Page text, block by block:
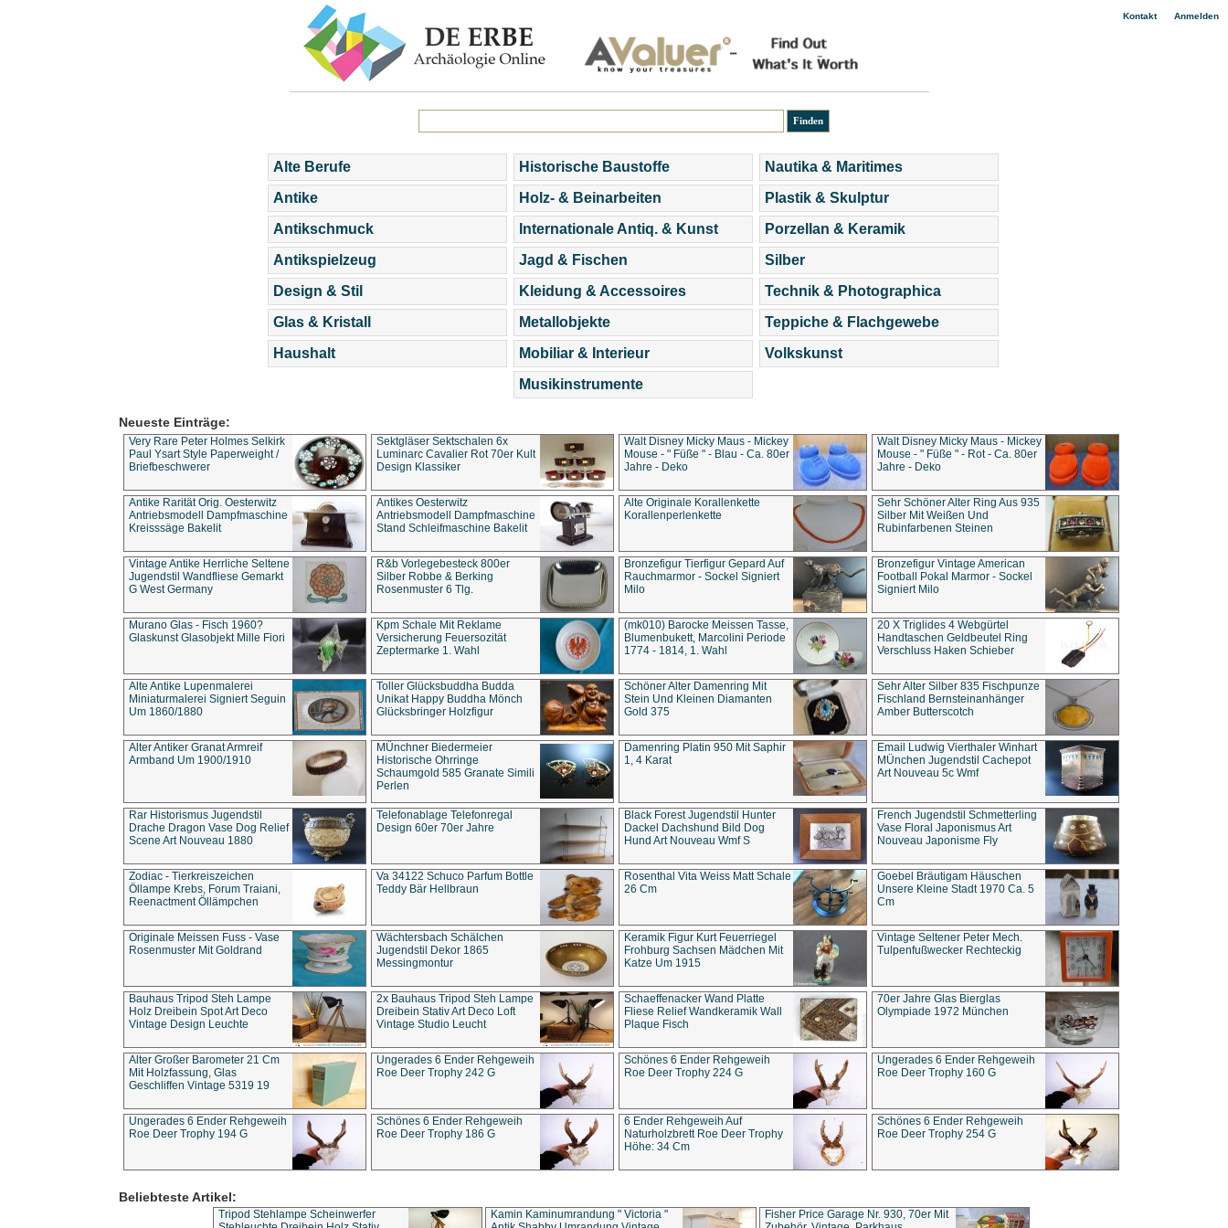
Kontakt| Anmelden
Alte Berufe
Antike
Antikschmuck
Antikspielzeug
Design & Stil
Glas & Kristall
Haushalt
Historische Baustoffe
Holz- & Beinarbeiten
Internationale Antiq. & Kunst
Jagd & Fischen
Kleidung & Accessoires
Metallobjekte
Mobiliar & Interieur
Musikinstrumente
Nautika & Maritimes
Plastik & Skulptur
Porzellan & Keramik
Silber
Technik & Photographica
Teppiche & Flachgewebe
Volkskunst
Neueste Einträge:
Very Rare Peter Holmes Selkirk
Paul Ysart Style Paperweight /
Briefbeschwerer
Sektgläser Sektschalen 6x
Luminarc Cavalier Rot 70er Kult
Design Klassiker
Walt Disney Micky Maus - Mickey
Mouse - " Füße " - Blau - Ca. 80er
Jahre - Deko
Walt Disney Micky Maus - Mickey
Mouse - " Füße " - Rot - Ca. 80er
Jahre - Deko
Antike Rarität Orig. Oesterwitz
Antriebsmodell Dampfmaschine
Kreisssäge Bakelit
Antikes Oesterwitz
Antriebsmodell Dampfmaschine
Stand Schleifmaschine Bakelit
Alte Originale Korallenkette
Korallenperlenkette
Sehr Schöner Alter Ring Aus 935
Silber Mit Weißen Und
Rubinfarbenen Steinen
Vintage Antike Herrliche Seltene
Jugendstil Wandfliese Gemarkt
G West Germany
R&b Vorlegebesteck 800er
Silber Robbe & Berking
Rosenmuster 6 Tlg.
Bronzefigur Tierfigur Gepard Auf
Rauchmarmor - Sockel Signiert
Milo
Bronzefigur Vintage American
Football Pokal Marmor - Sockel
Signiert Milo
Murano Glas - Fisch 1960?
Glaskunst Glasobjekt Mille Fiori
Kpm Schale Mit Reklame
Versicherung Feuersozität
Zeptermarke 1. Wahl
(mk010) Barocke Meissen Tasse,
Blumenbukett, Marcolini Periode
1774 - 1814, 1. Wahl
20 X Triglides 4 Webgürtel
Handtaschen Geldbeutel Ring
Verschluss Haken Schieber
Alte Antike Lupenmalerei
Miniaturmalerei Signiert Seguin
Um 1860/1880
Toller Glücksbuddha Budda
Unikat Happy Buddha Mönch
Glücksbringer Holzfigur
Schöner Alter Damenring Mit
Stein Und Kleinen Diamanten
Gold 375
Sehr Alter Silber 835 Fischpunze
Fischland Bernsteinanhänger
Amber Butterscotch
Alter Antiker Granat Armreif
Armband Um 1900/1910
MÜnchner Biedermeier
Historische Ohrringe
Schaumgold 585 Granate Simili
Perlen
Damenring Platin 950 Mit Saphir
1, 4 Karat
Email Ludwig Vierthaler Winhart
MÜnchen Jugendstil Cachepot
Art Nouveau 5c Wmf
Rar Historismus Jugendstil
Drache Dragon Vase Dog Relief
Scene Art Nouveau 1880
Telefonablage Telefonregal
Design 60er 70er Jahre
Black Forest Jugendstil Hunter
Dackel Dachshund Bild Dog
Hund Art Nouveau Wmf S
French Jugendstil Schmetterling
Vase Floral Japonismus Art
Nouveau Japonisme Fly
Zodiac - Tierkreiszeichen
Öllampe Krebs, Forum Traiani,
Reenactment Öllämpchen
Va 34122 Schuco Parfum Bottle
Teddy Bär Hellbraun
Rosenthal Vita Weiss Matt Schale
26 Cm
Goebel Bräutigam Häuschen
Unsere Kleine Stadt 1970 Ca. 5
Cm
Originale Meissen Fuss - Vase
Rosenmuster Mit Goldrand
Wächtersbach Schälchen
Jugendstil Dekor 1865
Messingmontur
Keramik Figur Kurt Feuerriegel
Frohburg Sachsen Mädchen Mit
Katze Um 1915
Vintage Seltener Peter Mech.
Tulpenfußwecker Rechteckig
Bauhaus Tripod Steh Lampe
Holz Dreibein Spot Art Deco
Vintage Design Leuchte
2x Bauhaus Tripod Steh Lampe
Dreibein Stativ Art Deco Loft
Vintage Studio Leucht
Schaeffenacker Wand Platte
Fliese Relief Wandkeramik Wall
Plaque Fisch
70er Jahre Glas Bierglas
Olympiade 1972 München
Alter Großer Barometer 21 Cm
Mit Holzfassung, Glas
Geschliffen Vintage 5319 19
Ungerades 6 Ender Rehgeweih
Roe Deer Trophy 242 G
Schönes 6 Ender Rehgeweih
Roe Deer Trophy 224 G
Ungerades 6 Ender Rehgeweih
Roe Deer Trophy 160 G
Ungerades 6 Ender Rehgeweih
Roe Deer Trophy 194 G
Schönes 6 Ender Rehgeweih
Roe Deer Trophy 186 G
6 Ender Rehgeweih Auf
Naturholzbrett Roe Deer Trophy
Höhe: 34 Cm
Schönes 6 Ender Rehgeweih
Roe Deer Trophy 254 G
Beliebteste Artikel:
Tripod Stehlampe Scheinwerfer
Kamin Kaminumrandung " Victoria "
Fisher Price Garage Nr. 930, 70er Mit